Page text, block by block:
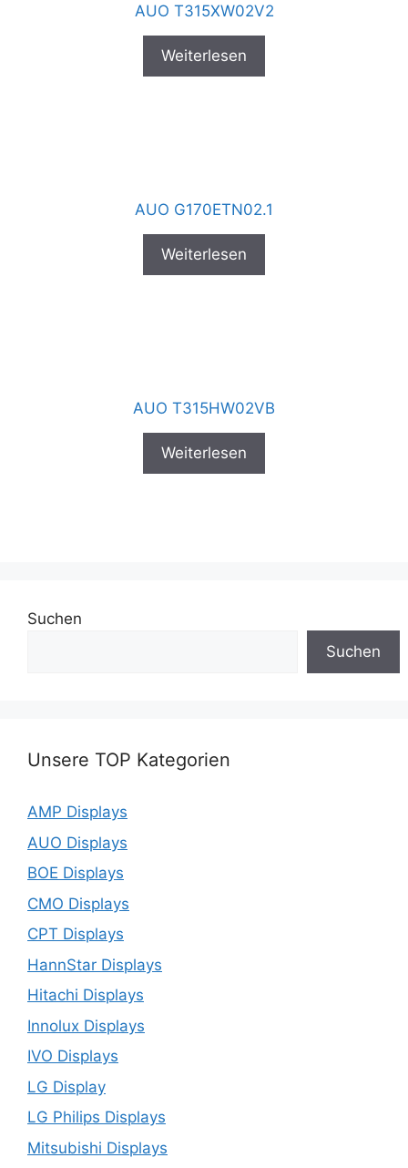
AUO T315XW02V2
Weiterlesen
AUO G170ETN02.1
Weiterlesen
AUO T315HW02VB
Weiterlesen
Suchen
Suchen
Unsere TOP Kategorien
AMP Displays
AUO Displays
BOE Displays
CMO Displays
CPT Displays
HannStar Displays
Hitachi Displays
Innolux Displays
IVO Displays
LG Display
LG Philips Displays
Mitsubishi Displays